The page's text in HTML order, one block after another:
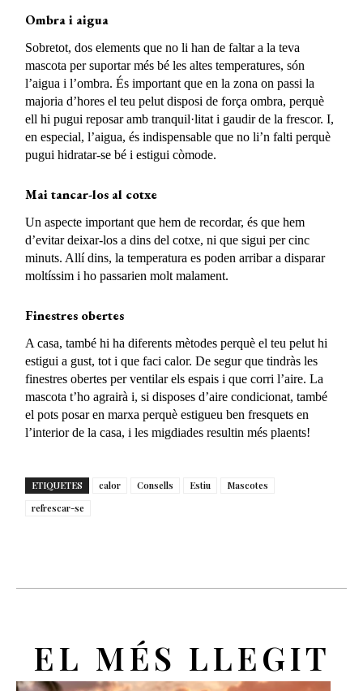
Ombra i aigua
Sobretot, dos elements que no li han de faltar a la teva
mascota per suportar més bé les altes temperatures, són
l’aigua i l’ombra. És important que en la zona on passi la
majoria d’hores el teu pelut disposi de força ombra, perquè
ell hi pugui reposar amb tranquil·litat i gaudir de la frescor. I,
en especial, l’aigua, és indispensable que no li’n falti perquè
pugui hidratar-se bé i estigui còmode.
Mai tancar-los al cotxe
Un aspecte important que hem de recordar, és que hem
d’evitar deixar-los a dins del cotxe, ni que sigui per cinc
minuts. Allí dins, la temperatura es poden arribar a disparar
moltíssim i ho passarien molt malament.
Finestres obertes
A casa, també hi ha diferents mètodes perquè el teu pelut hi
estigui a gust, tot i que faci calor. De segur que tindràs les
finestres obertes per ventilar els espais i que corri l’aire. La
mascota t’ho agrairà i, si disposes d’aire condicionat, també
el pots posar en marxa perquè estigueu ben fresquets en
l’interior de la casa, i les migdiades resultin més plaents!
ETIQUETES calor Consells Estiu
Mascotes
refrescar-se
EL MÉS LLEGIT